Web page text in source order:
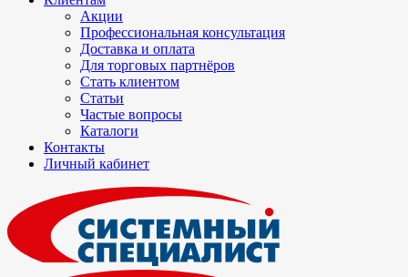
Акции
Профессиональная консультация
Доставка и оплата
Для торговых партнёров
Стать клиентом
Статьи
Частые вопросы
Каталоги
Контакты
Личный кабинет